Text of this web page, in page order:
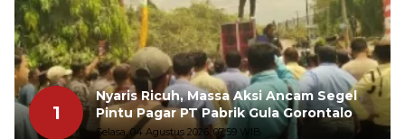
1
Nyaris Ricuh, Massa Aksi Ancam Segel
Pintu Pagar PT Pabrik Gula Gorontalo
Selasa, 04 Agustus 2026, 07:59 WIB